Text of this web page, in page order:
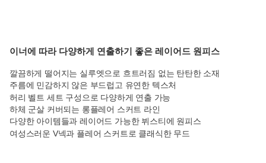
이너에 따라 다양하게 연출하기 좋은 레이어드 원피스
깔끔하게 떨어지는 실루엣으로 흐트러짐 없는 탄탄한 소재
주름에 민감하지 않은 부드럽고 유연한 텍스처
허리 벨트 세트 구성으로 다양하게 연출 가능
하체 군살 커버되는 롱플레어 스커트 라인
다양한 아이템들과 레이어드 가능한 뷔스티에 원피스
여성스러운 V넥과 플레어 스커트로 클래식한 무드